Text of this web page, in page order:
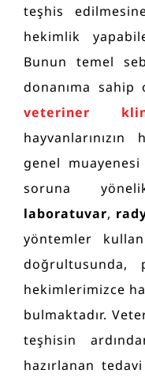
teşhis
hekimlik
Bunun temel
donanıma sahip
veteriner
genel
soruna
laboratuvar,
yöntemler
doğrultusunda,
hekimlerimizce
bulmaktadır.
teşhisin
hazırlanan